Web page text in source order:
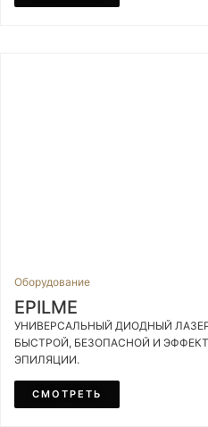
Оборудование
EPILME
УНИВЕРСАЛЬНЫЙ ДИОДНЫЙ
БЫСТРОЙ, БЕЗОПАСНОЙ И
ЭПИЛЯЦИИ.
СМОТРЕТЬ